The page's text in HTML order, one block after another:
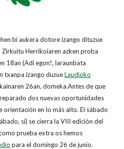
bi aukera dotore izango dituzue
Herrikoiaren azken proba
18an (Adi egon!, laraunbata
txanpa izango duzue Laudioko
26an, domeka.Antes de que
dos nuevas oportunidades
en lo más alto. El sábado
sí) se cierra la VIII edición del
prueba extra os hemos
para el domingo 26 de junio.